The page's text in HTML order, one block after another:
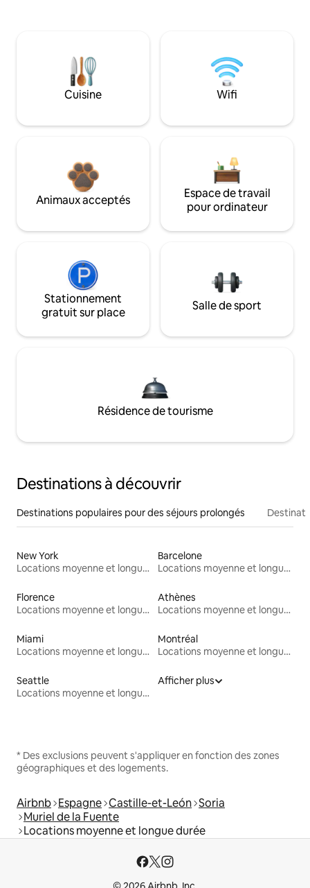
Cuisine Wifi
Animaux acceptés
Espace de travail
pour ordinateur
Stationnement
gratuit sur place
Salle de sport
Résidence de tourisme
Destinations à découvrir
Destinations populaires pour des séjours prolongés
New York
Locations moyenne et longue durée
Barcelone
Locations moyenne et longue durée
Florence
Locations moyenne et longue durée
Athènes
Locations moyenne et longue durée
Miami
Locations moyenne et longue durée
Montréal
Locations moyenne et longue durée
Seattle
Locations moyenne et longue durée
Afficher plus
* Des exclusions peuvent s'appliquer en fonction des zones
géographiques et des logements.
Airbnb Espagne Castille-et-León Soria
Muriel de la Fuente
Locations moyenne et longue durée